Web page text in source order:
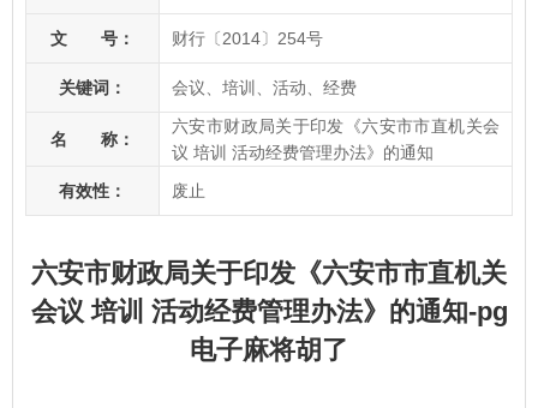
文 号： 财行〔2014〕254号
关键词： 会议、培训、活动、经费
名 称：
六安市财政局关于印发《六安市市直机关会
议 培训 活动经费管理办法》的通知
有效性：
废止
六安市财政局关于印发《六安市市直机关
会议 培训 活动经费管理办法》的通知-pg
电子麻将胡了